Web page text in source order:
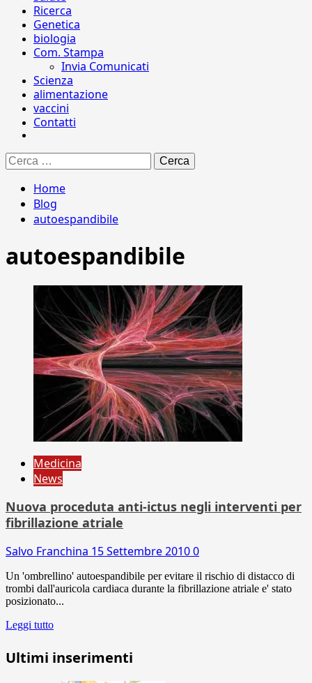
Ricerca
Genetica
biologia
Com. Stampa
Invia Comunicati
Scienza
alimentazione
vaccini
Contatti
Ricerca
per:
Home
Blog
autoespandibile
autoespandibile
Medicina
News
Nuova proceduta anti-ictus negli interventi per
fibrillazione atriale
Salvo Franchina 15 Settembre 20100
Un 'ombrellino' autoespandibile per evitare il rischio di distacco di
trombi dall'auricola cardiaca durante la fibrillazione atriale e' stato
posizionato...
Leggi tutto
Ultimi inserimenti